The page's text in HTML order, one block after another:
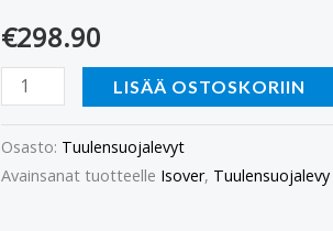
€298.90
LISÄÄ OSTOSKORIIN
Osasto: Tuulensuojalevyt
Avainsanat tuotteelle Isover, Tuulensuojalevy